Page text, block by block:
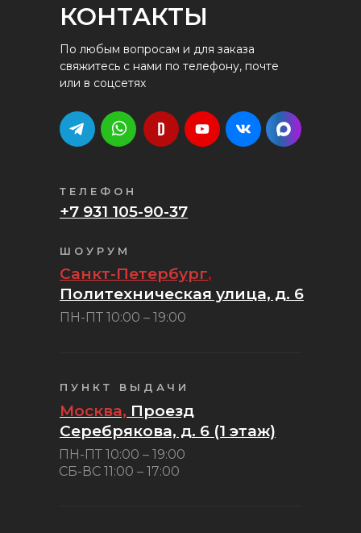
КОНТАКТЫ
+7 931 105-90-37
По любым вопросам и для заказа
свяжитесь с нами по телефону, почте
или в соцсетях
ТЕЛЕФОН
Санкт-Петербург,
Политехническая улица, д. 6
ШОУРУМ
Москва, Проезд
Серебрякова, д. 6 (1 этаж)
ПУНКТ ВЫДАЧИ
ПН-ПТ 10:00 – 19:00
ПН-ПТ 10:00 – 19:00
СБ-ВС 11:00 – 17:00